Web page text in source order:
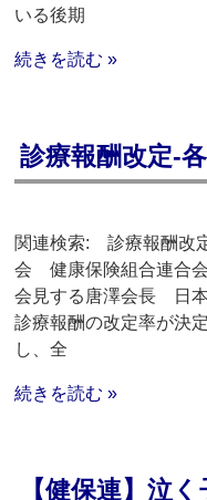
いる後期
続きを読む »
診療報酬改定‐
関連検索: 診療報酬改
会 健康保険組合連合会
会見する唐澤会長 日本
診療報酬の改定率が決
し、全
続きを読む »
【健保連】泣